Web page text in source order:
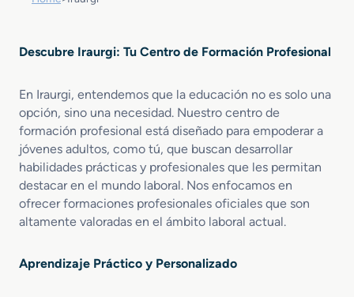
Descubre Iraurgi: Tu Centro de Formación Profesional
En Iraurgi, entendemos que la educación no es solo una
opción, sino una necesidad. Nuestro centro de
formación profesional está diseñado para empoderar a
jóvenes adultos, como tú, que buscan desarrollar
habilidades prácticas y profesionales que les permitan
destacar en el mundo laboral. Nos enfocamos en
ofrecer formaciones profesionales oficiales que son
altamente valoradas en el ámbito laboral actual.
Aprendizaje Práctico y Personalizado